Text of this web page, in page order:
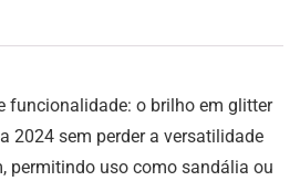
funcionalidade: o brilho em glitter
2024 sem perder a versatilidade
permitindo uso como sandália ou